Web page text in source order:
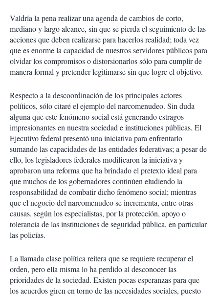
Valdría la pena realizar una agenda de cambios de corto,
mediano y largo alcance, sin que se pierda el seguimiento de las
acciones que deben realizarse para hacerlos realidad; toda vez
que es enorme la capacidad de nuestros servidores públicos para
olvidar los compromisos o distorsionarlos sólo para cumplir de
manera formal y pretender legitimarse sin que logre el objetivo.
Respecto a la descoordinación de los principales actores
políticos, sólo citaré el ejemplo del narcomenudeo. Sin duda
alguna que este fenómeno social está generando estragos
impresionantes en nuestra sociedad e instituciones públicas. El
Ejecutivo federal presentó una iniciativa para enfrentarlo
sumando las capacidades de las entidades federativas; a pesar de
ello, los legisladores federales modificaron la iniciativa y
aprobaron una reforma que ha brindado el pretexto ideal para
que muchos de los gobernadores continúen eludiendo la
responsabilidad de combatir dicho fenómeno social; mientras
que el negocio del narcomenudeo se incrementa, entre otras
causas, según los especialistas, por la protección, apoyo o
tolerancia de las instituciones de seguridad pública, en particular
las policías.
La llamada clase política reitera que se requiere recuperar el
orden, pero ella misma lo ha perdido al desconocer las
prioridades de la sociedad. Existen pocas esperanzas para que
los acuerdos giren en torno de las necesidades sociales, puesto